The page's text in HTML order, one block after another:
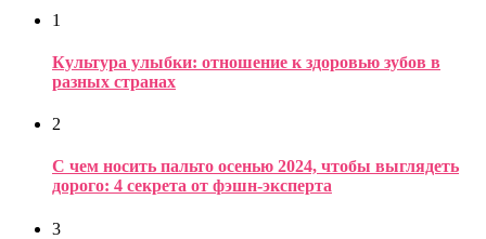
1
Культура улыбки: отношение к здоровью зубов в
разных странах
2
С чем носить пальто осенью 2024, чтобы выглядеть
дорого: 4 секрета от фэшн-эксперта
3